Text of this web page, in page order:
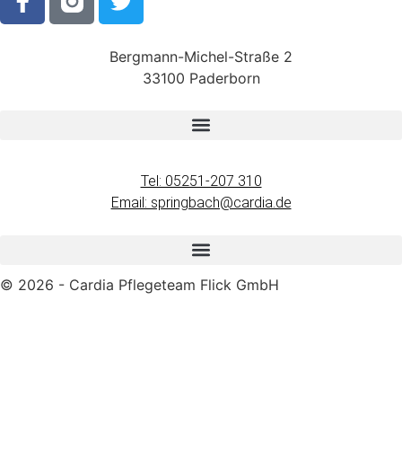
Bergmann-Michel-Straße 2
33100 Paderborn
Tel: 05251-207 310
Email: springbach@cardia.de
© 2026 - Cardia Pflegeteam Flick GmbH